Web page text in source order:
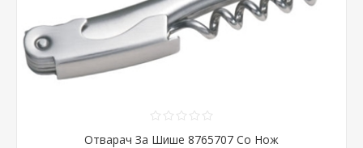
Отварач За Шише 8765707 Со Нож